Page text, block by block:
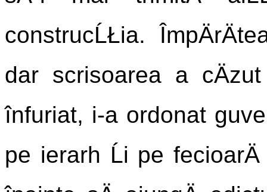
construcĹŁia.
dar scrisoarea a
înfuriat, i-a ordonat
pe ierarh Ĺi pe